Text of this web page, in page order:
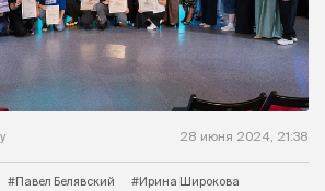
28 июня 2024, 21:38
#Павел Белявский
#Ирина Широкова